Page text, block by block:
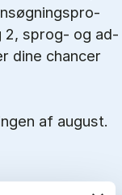
2, sprog- og ad­
dine chancer
af august.